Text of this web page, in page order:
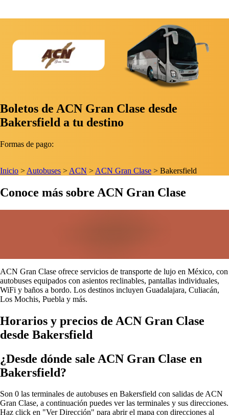
Boletos de ACN Gran Clase desde
Bakersfield a tu destino
Formas de pago:
Inicio > Autobuses > ACN > ACN Gran Clase > Bakersfield
Conoce más sobre ACN Gran Clase
ACN Gran Clase ofrece servicios de transporte de lujo en México, con
autobuses equipados con asientos reclinables, pantallas individuales,
WiFi y baños a bordo. Los destinos incluyen Guadalajara, Culiacán,
Los Mochis, Puebla y más.
Horarios y precios de ACN Gran Clase
desde Bakersfield
¿Desde dónde sale ACN Gran Clase en
Bakersfield?
Son 0 las terminales de autobuses en Bakersfield con salidas de ACN
Gran Clase, a continuación puedes ver las terminales y sus direcciones.
Haz click en "Ver Dirección" para abrir el mapa con direcciones al